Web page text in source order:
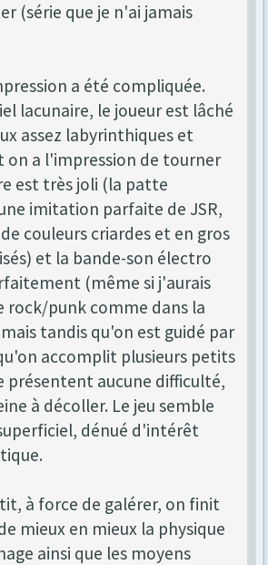
(série que je n'ai jamais
a été compliquée.
lacunaire, le joueur est lâché
assez labyrinthiques et
on a l'impression de tourner
est très joli (la patte
imitation parfaite de JSR,
couleurs criardes et en gros
et la bande-son électro
(même si j'aurais
rock/punk comme dans la
tandis qu'on est guidé par
accomplit plusieurs petits
présentent aucune difficulté,
à décoller. Le jeu semble
dénué d'intérêt
à force de galérer, on finit
mieux en mieux la physique
ainsi que les moyens